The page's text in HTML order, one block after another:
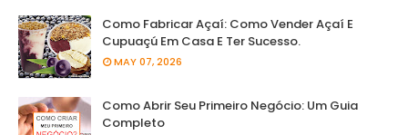
Como Fabricar Açaí: Como Vender Açaí E
Cupuaçú Em Casa E Ter Sucesso.
MAY 07, 2026
Como Abrir Seu Primeiro Negócio: Um Guia
Completo